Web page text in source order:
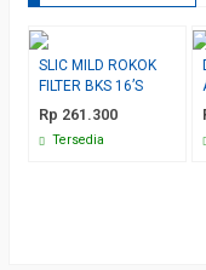
SLIC MILD ROKOK
FILTER BKS 16’S
Rp 261.300
Tersedia